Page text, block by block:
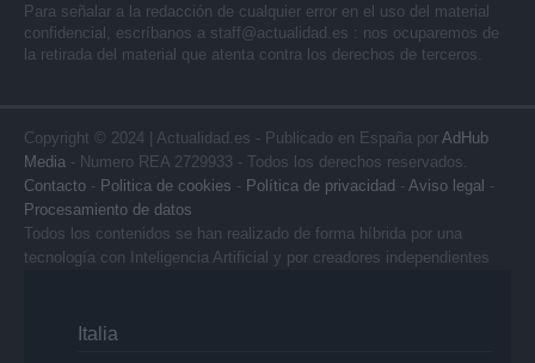
Para señalar a la redacción de cualquier error en el uso del material
confidencial, escríbanos a staff@actualidad.es : nos ocuparemos de
la retirada del material que atenta contra los derechos de terceros.
Copyright © 2024 | Actualidad.es - Publicado en España por AdHub
Media - Numero REA 2729933 - Todos los derechos reservados.
Contacto - Politica de cookies - Política de privacidad - Aviso legal -
Procesamiento de datos
Todos los contenidos se han realizado de forma híbrida por una
tecnología con Inteligencia Artificial y por creadores independientes
Italia